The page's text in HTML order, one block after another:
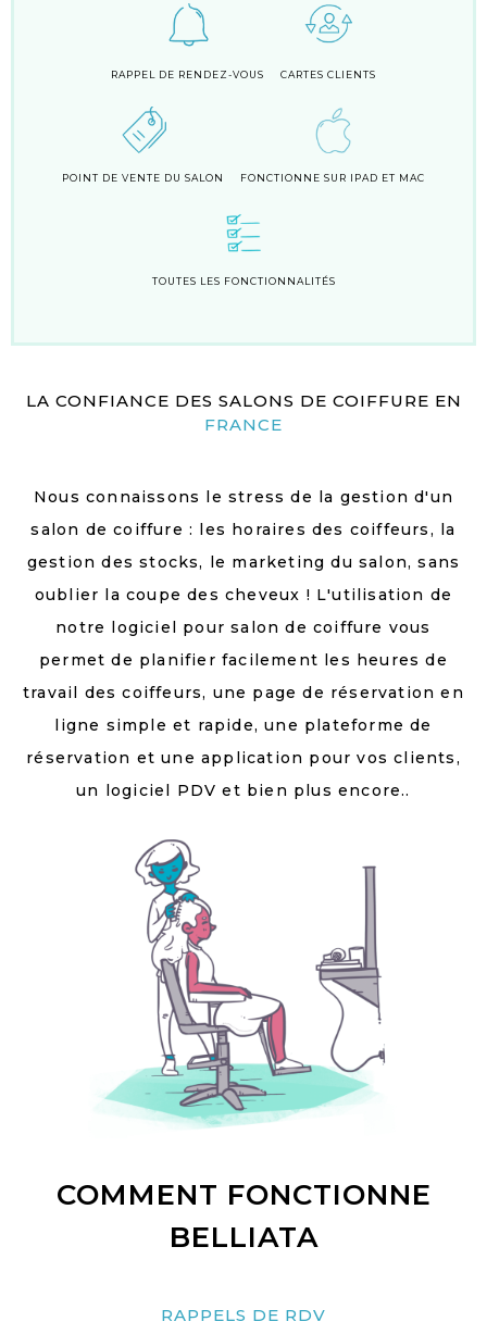
RAPPEL DE RENDEZ-VOUS CARTES CLIENTS
POINT DE VENTE DU SALON FONCTIONNE SUR IPAD ET MAC
TOUTES LES FONCTIONNALITÉS
LA CONFIANCE DES SALONS DE COIFFURE EN
FRANCE
Nous connaissons le stress de la gestion d'un
salon de coiffure : les horaires des coiffeurs, la
gestion des stocks, le marketing du salon, sans
oublier la coupe des cheveux ! L'utilisation de
notre logiciel pour salon de coiffure vous
permet de planifier facilement les heures de
travail des coiffeurs, une page de réservation en
ligne simple et rapide, une plateforme de
réservation et une application pour vos clients,
un logiciel PDV et bien plus encore..
COMMENT FONCTIONNE
BELLIATA
RAPPELS DE RDV